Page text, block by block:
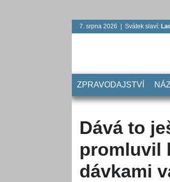
7. srpna 2026 | Svátek slaví:
ZPRAVODAJSTVÍ
Dává to
promluvil
dávkami